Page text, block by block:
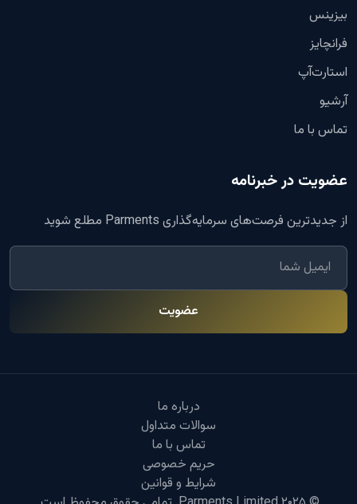
بیزینس
فرانچایز
استارت‌آپ
آرشیو
تماس با ما
عضویت در خبرنامه
از جدیدترین فرصت‌های سرمایه‌گذاری Parments مطلع شوید
عضویت
درباره ما
سوالات متداول
تماس با ما
حریم خصوصی
شرایط و قوانین